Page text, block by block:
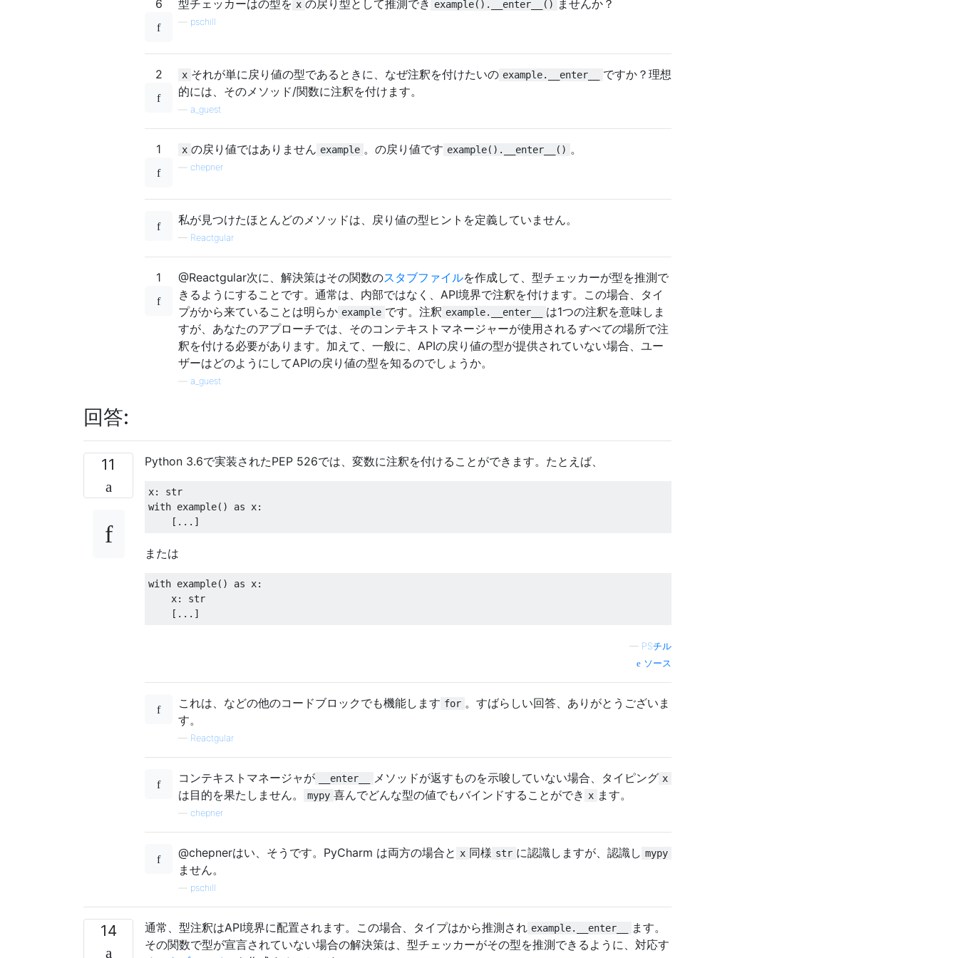
6 型チェッカーはの型を x の戻り型として推測でき example().__enter__() ませんか？
pschill
2 x それが単に戻り値の型であるときに、なぜ注釈を付けたいの example.__enter__
ですか？理想
的には、そのメソッド/関数に注釈を付けます。
a_guest
1 x の戻り値ではありません example 。の戻り値です example().__enter__() 。
chepner
私が見つけたほとんどのメソッドは、戻り値の型ヒントを定義していません。
— Reactgular
1 @Reactgular次に、解決策はその関数のスタブファイルを作成して、型チェッカーが型を推測で
きるようにすることです。通常は、内部ではなく、API境界で注釈を付けます。この場合、タイ
プがから来ていることは明らか example です。注釈 example.__enter__
は1つの注釈を意味しま
すが、あなたのアプローチでは、そのコンテキストマネージャーが使用される すべての場所で注
釈を付ける必要があります。加えて、一般に、APIの戻り値の型が提供されていない場合、ユー
ザーはどのようにしてAPIの戻り値の型を知るのでしょうか。
a_guest
回答:
11 Python 3.6で実装されたPEP 526では、変数に注釈を付けることができます。たとえば、
x:
str
with example() as x:
[...]
または
with example() as x:
    x
:
str
[...]
— PSチル
ソース
これは、などの他のコードブロックでも機能します for 。すばらしい回答、ありがとうございま
す。
— Reactgular
コンテキストマネージャが __enter__ メソッドが返すものを示唆していない場合、タイピング x
は目的を果たしません。 mypy 喜んでどんな型の値でもバインドすることができ x ます。
chepner
@chepnerはい、そうです。PyCharm は両方の場合と x 同様 str に認識しますが、認識し mypy
ません。
pschill
14 通常、型注釈はAPI境界に配置されます。この場合、タイプはから推測され example.__enter__
ます。
その関数で型が宣言されていない場合の解決策は、型チェッカーがその型を推測できるように、対応す